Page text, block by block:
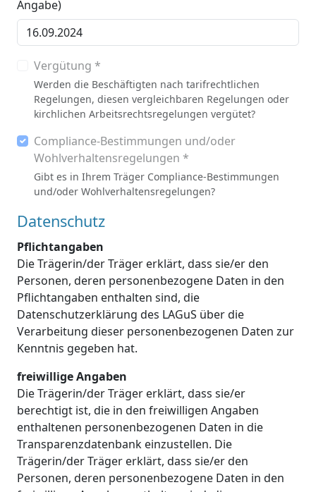
Angabe)
Vergütung *
Werden die Beschäftigten nach tarifrechtlichen
Regelungen, diesen vergleichbaren Regelungen oder
kirchlichen Arbeitsrechtsregelungen vergütet?
Compliance-Bestimmungen und/oder
Wohlverhaltensregelungen *
Gibt es in Ihrem Träger Compliance-Bestimmungen
und/oder Wohlverhaltensregelungen?
Datenschutz
Pflichtangaben
Die Trägerin/der Träger erklärt, dass sie/er den
Personen, deren personenbezogene Daten in den
Pflichtangaben enthalten sind, die
Datenschutzerklärung des LAGuS über die
Verarbeitung dieser personenbezogenen Daten zur
Kenntnis gegeben hat.
freiwillige Angaben
Die Trägerin/der Träger erklärt, dass sie/er
berechtigt ist, die in den freiwilligen Angaben
enthaltenen personenbezogenen Daten in die
Transparenzdatenbank einzustellen. Die
Trägerin/der Träger erklärt, dass sie/er den
Personen, deren personenbezogene Daten in den